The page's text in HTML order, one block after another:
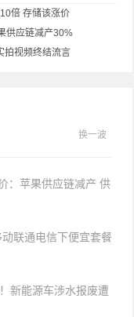
倍 存储该涨价
供应链减产30%
拍视频终结流言
换一波
：苹果供应链减产 供
联通电信下便宜套餐
新能源车涉水报废遭